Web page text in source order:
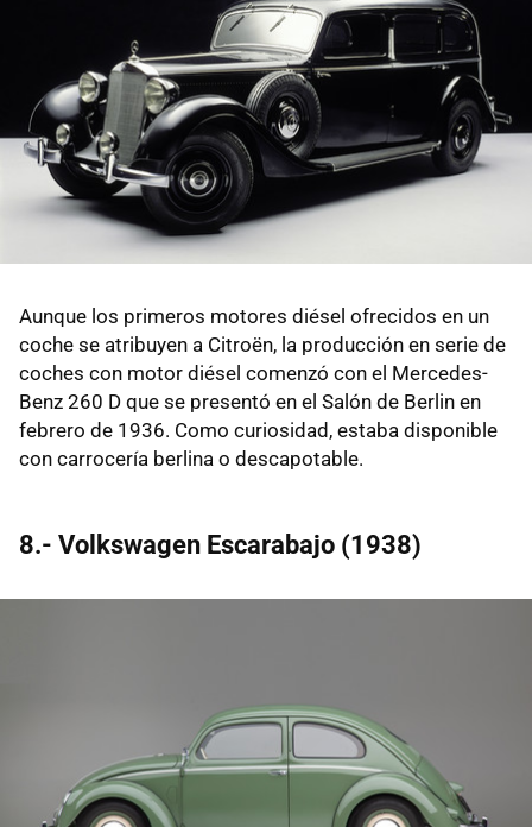
Aunque los primeros motores diésel ofrecidos en un
coche se atribuyen a Citroën, la producción en serie de
coches con motor diésel comenzó con el Mercedes-
Benz 260 D que se presentó en el Salón de Berlin en
febrero de 1936. Como curiosidad, estaba disponible
con carrocería berlina o descapotable.
8.- Volkswagen Escarabajo (1938)